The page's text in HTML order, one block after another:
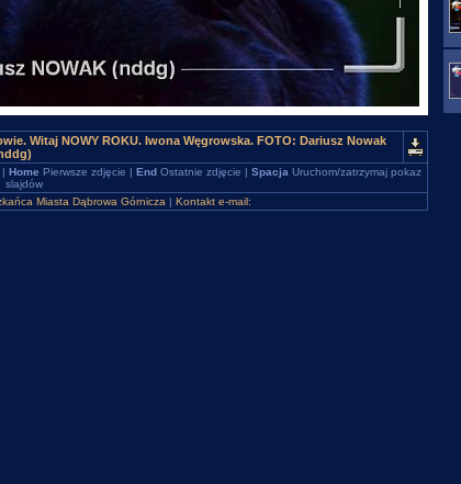
Witaj NOWY ROKU. Iwona Węgrowska. FOTO: Dariusz Nowak
| Home Pierwsze zdjęcie | EndOstatnie zdjęcie | Spacja Uruchom/zatrzymaj pokaz
slajdów
Miasta Dąbrowa Górnicza | Kontakt e-mail: